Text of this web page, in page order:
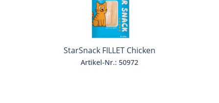
StarSnack FILLET Chicken
Artikel-Nr.: 50972